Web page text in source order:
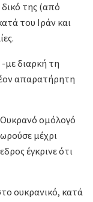
της (από
του Ιράν και
με διαρκή τη
απαρατήρητη
ομόλογό
μέχρι
έγκρινε ότι
ουκρανικό, κατά